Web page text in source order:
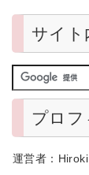
サイト
プロフ
運営者：